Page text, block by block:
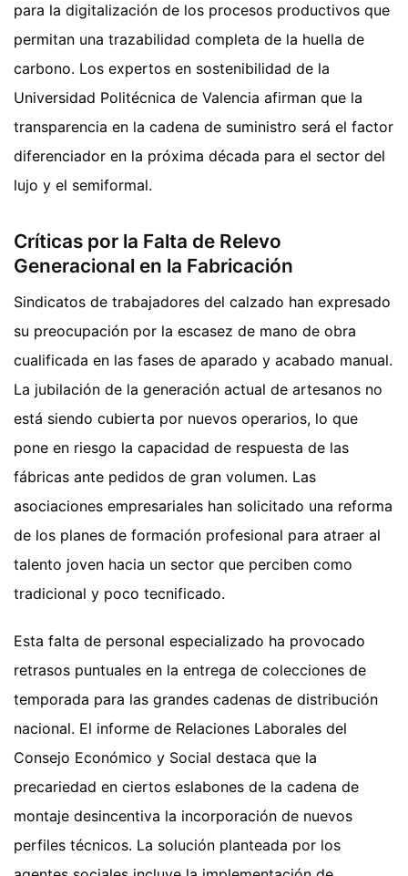
para la digitalización de los procesos productivos que
permitan una trazabilidad completa de la huella de
carbono. Los expertos en sostenibilidad de la
Universidad Politécnica de Valencia afirman que la
transparencia en la cadena de suministro será el factor
diferenciador en la próxima década para el sector del
lujo y el semiformal.
Críticas por la Falta de Relevo
Generacional en la Fabricación
Sindicatos de trabajadores del calzado han expresado
su preocupación por la escasez de mano de obra
cualificada en las fases de aparado y acabado manual.
La jubilación de la generación actual de artesanos no
está siendo cubierta por nuevos operarios, lo que
pone en riesgo la capacidad de respuesta de las
fábricas ante pedidos de gran volumen. Las
asociaciones empresariales han solicitado una reforma
de los planes de formación profesional para atraer al
talento joven hacia un sector que perciben como
tradicional y poco tecnificado.
Esta falta de personal especializado ha provocado
retrasos puntuales en la entrega de colecciones de
temporada para las grandes cadenas de distribución
nacional. El informe de Relaciones Laborales del
Consejo Económico y Social destaca que la
precariedad en ciertos eslabones de la cadena de
montaje desincentiva la incorporación de nuevos
perfiles técnicos. La solución planteada por los